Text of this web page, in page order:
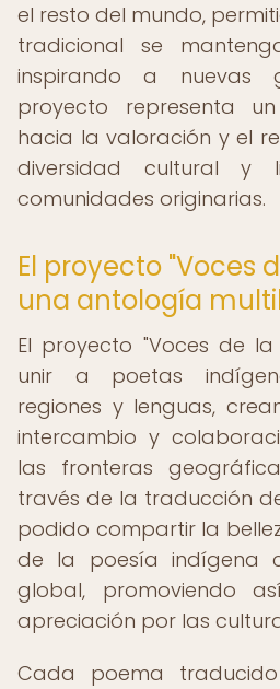
el resto del mundo,
tradicional se
inspirando a nuevas
proyecto representa
hacia la valoración y el
diversidad cultural y
comunidades originarias.
El proyecto "Voces
una antología
El proyecto "Voces de
unir a poetas
regiones y lenguas,
intercambio y
las fronteras
través de la traducción
podido compartir la
de la poesía indígena
global, promoviendo
apreciación por las
Cada poema